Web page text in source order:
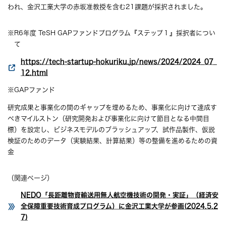
われ、金沢工業大学の赤坂准教授を含む21課題が採択されました。
※R6年度 TeSH GAPファンドプログラム『ステップ１』採択者につい
て
https://tech-startup-hokuriku.jp/news/2024/2024_07_
12.html
※GAPファンド
研究成果と事業化の間のギャップを埋めるため、事業化に向けて達成す
べきマイルストン（研究開発および事業化に向けて節目となる中間目
標）を設定し、ビジネスモデルのブラッシュアップ、試作品製作、仮説
検証のためのデータ（実験結果、計算結果）等の整備を進めるための資
金
（関連ページ）
NEDO「長距離物資輸送用無人航空機技術の開発・実証」（経済安
全保障重要技術育成プログラム）に金沢工業大学が参画(2024.5.2
7)